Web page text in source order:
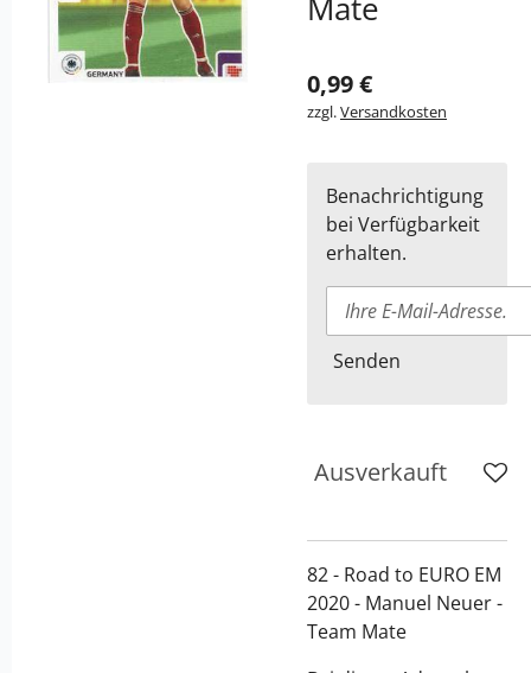
0,99 €
zzgl.Versandkosten
Benachrichtigung
bei Verfügbarkeit
erhalten.
Senden
Ausverkauft
82 - Road to EURO EM
2020 - Manuel Neuer -
Team Mate